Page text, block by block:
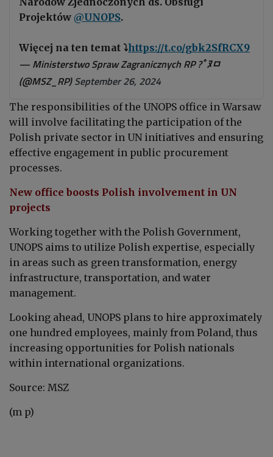
Projektów @UNOPS.
Więcej na ten temat ⤵️https://t.co/gbk2SfRCX9
— Ministerstwo Spraw Zagranicznych RP ?￰ﾟﾇﾱ
(@MSZ_RP)September 26, 2024
The responsibilities of the UNOPS office in Warsaw
will involve facilitating the participation of the
Polish private sector in UN initiatives and ensuring
effective engagement in public procurement
processes.
New office boosts Polish involvement in UN
projects
Working together with the Polish Government,
UNOPS aims to utilize Polish expertise, especially
in areas such as green transformation, energy
infrastructure, transportation, and water
management.
Looking ahead, UNOPS plans to hire approximately
one hundred employees, mainly from Poland, thus
increasing opportunities for Polish nationals
within international organizations.
Source: MSZ
(m p)